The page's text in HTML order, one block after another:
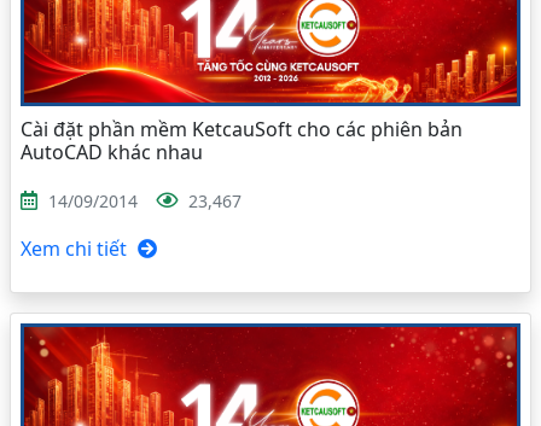
Cài đặt phần mềm KetcauSoft cho các phiên bản
AutoCAD khác nhau
14/09/2014 23,467
Xem chi tiết